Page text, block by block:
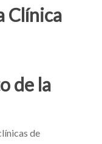
Clínica
de la
de